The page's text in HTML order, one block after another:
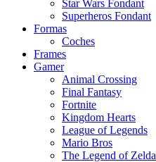
Star Wars Fondant
Superheros Fondant
Formas
Coches
Frames
Gamer
Animal Crossing
Final Fantasy
Fortnite
Kingdom Hearts
League of Legends
Mario Bros
The Legend of Zelda